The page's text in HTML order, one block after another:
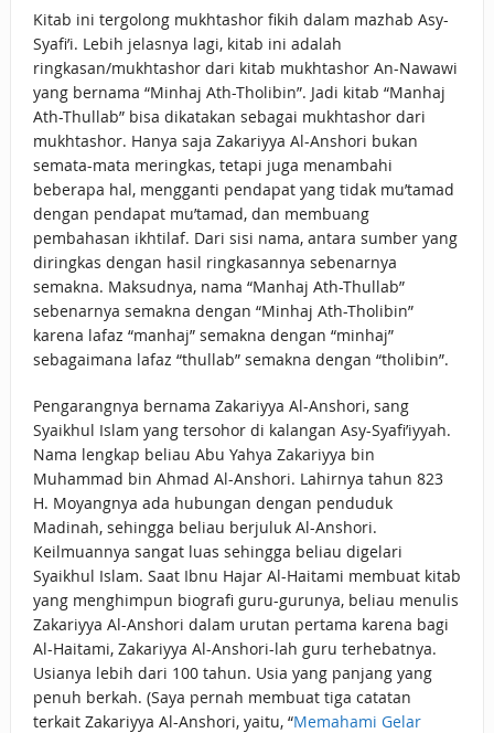
Kitab ini tergolong mukhtashor fikih dalam mazhab Asy-
Syafi’i. Lebih jelasnya lagi, kitab ini adalah
ringkasan/mukhtashor dari kitab mukhtashor An-Nawawi
yang bernama “Minhaj Ath-Tholibin”. Jadi kitab “Manhaj
Ath-Thullab” bisa dikatakan sebagai mukhtashor dari
mukhtashor. Hanya saja Zakariyya Al-Anshori bukan
semata-mata meringkas, tetapi juga menambahi
beberapa hal, mengganti pendapat yang tidak mu’tamad
dengan pendapat mu’tamad, dan membuang
pembahasan ikhtilaf. Dari sisi nama, antara sumber yang
diringkas dengan hasil ringkasannya sebenarnya
semakna. Maksudnya, nama “Manhaj Ath-Thullab”
sebenarnya semakna dengan “Minhaj Ath-Tholibin”
karena lafaz “manhaj” semakna dengan “minhaj”
sebagaimana lafaz “thullab” semakna dengan “tholibin”.
Pengarangnya bernama Zakariyya Al-Anshori, sang
Syaikhul Islam yang tersohor di kalangan Asy-Syafi’iyyah.
Nama lengkap beliau Abu Yahya Zakariyya bin
Muhammad bin Ahmad Al-Anshori. Lahirnya tahun 823
H. Moyangnya ada hubungan dengan penduduk
Madinah, sehingga beliau berjuluk Al-Anshori.
Keilmuannya sangat luas sehingga beliau digelari
Syaikhul Islam. Saat Ibnu Hajar Al-Haitami membuat kitab
yang menghimpun biografi guru-gurunya, beliau menulis
Zakariyya Al-Anshori dalam urutan pertama karena bagi
Al-Haitami, Zakariyya Al-Anshori-lah guru terhebatnya.
Usianya lebih dari 100 tahun. Usia yang panjang yang
penuh berkah. (Saya pernah membuat tiga catatan
terkait Zakariyya Al-Anshori, yaitu, “Memahami Gelar